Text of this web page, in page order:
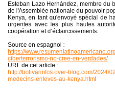
Esteban Lazo Hernández, membre du
de l'Assemblée nationale du pouvoir
Kenya, en tant qu'envoyé spécial de
urgentes avec les plus hautes
coopération et d’éclaircissements.
Source en espagnol :
https://
ciberterrorismo-no-cree-en-verdades/
URL de cet article :
http://bolivarinfos.over-blog.com/2024/
medecins-enleves-au-kenya.html